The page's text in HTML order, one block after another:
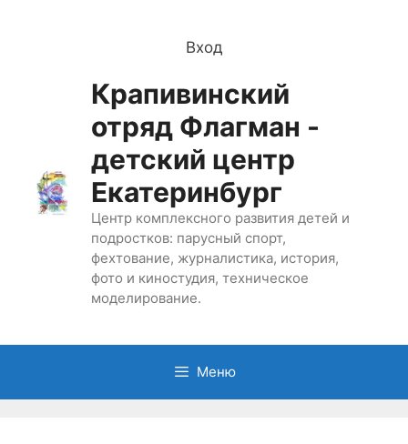
Вход
Крапивинский
отряд Флагман -
детский центр
Екатеринбург
Центр комплексного развития детей и
подростков: парусный спорт,
фехтование, журналистика, история,
фото и киностудия, техническое
моделирование.
Меню